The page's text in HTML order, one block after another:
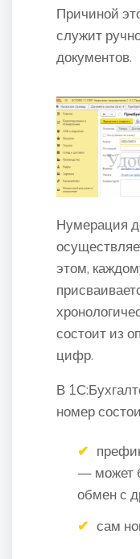
Причиной
служит
документов.
Нумерация
этом,
состоит из
цифр.
В
номер
— может
обмен с
сам